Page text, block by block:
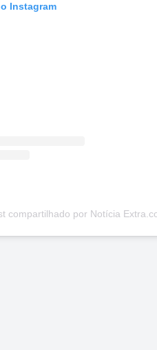
Instagram
compartilhado por Notícia
07 08